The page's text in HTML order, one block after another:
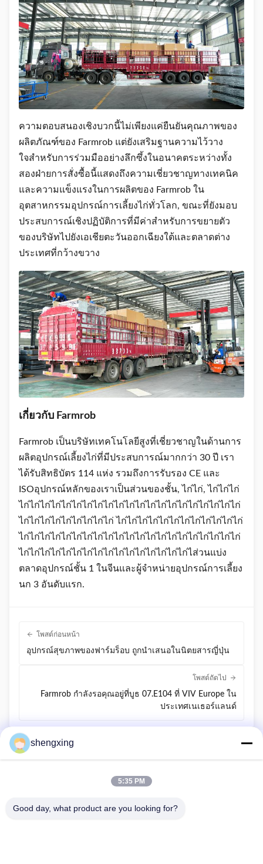
ความตอบสนองเชิงบวกนี้ไม่เพียงแค่ยืนยันคุณภาพของ
ผลิตภัณฑ์ของ Farmrob แต่ยังเสริมฐานความไว้วาง
ใจสําหรับการร่วมมืออย่างลึกซึ้งในอนาคตระหว่างทั้ง
สองฝ่ายการสั่งซื้อนี้แสดงถึงความเชี่ยวชาญทางเทคนิค
และความแข็งแรงในการผลิตของ Farmrob ใน
อุตสาหกรรมอุปกรณ์การเลี้ยงไก่ทั่วโลก, ขณะที่ยังมอบ
ประสบการณ์เชิงปฏิบัติการที่มีค่าสําหรับการขยายตัว
ของบริษัทไปยังเอเชียตะวันออกเฉียงใต้และตลาดต่าง
ประเทศที่กว้างขวาง
เกี่ยวกับ Farmrob
Farmrob เป็นบริษัทเทคโนโลยีสูงที่เชี่ยวชาญในด้านการ
ผลิตอุปกรณ์เลี้ยงไก่ที่มีประสบการณ์มากกว่า 30 ปี เรา
ได้รับสิทธิบัตร 114 แห่ง รวมถึงการรับรอง CE และ
ISOอุปกรณ์หลักของเราเป็นส่วนของชั้น, ไก่ไก่, ไก่ไก่ไก่
ไก่ไก่ไก่ไก่ไก่ไก่ไก่ไก่ไก่ไก่ไก่ไก่ไก่ไก่ไก่ไก่ไก่ไก่ไก่ไก่ไก่
ไก่ไก่ไก่ไก่ไก่ไก่ไก่ไก่ไก่ ไก่ไก่ไก่ไก่ไก่ไก่ไก่ไก่ไก่ไก่ไก่ไก่
ไก่ไก่ไก่ไก่ไก่ไก่ไก่ไก่ไก่ไก่ไก่ไก่ไก่ไก่ไก่ไก่ไก่ไก่ไก่ไก่ไก่
ไก่ไก่ไก่ไก่ไก่ไก่ไก่ไก่ไก่ไก่ไก่ไก่ไก่ไก่ไก่ไก่ไส่วนแบ่ง
ตลาดอุปกรณ์ชั้น 1 ในจีนและผู้จําหน่ายอุปกรณ์การเลี้ยง
นก 3 อันดับแรก.
โพสต์ก่อนหน้า
อุปกรณ์สุขภาพของฟาร์มร็อบ ถูกนําเสนอในนิตยสารญี่ปุ่น
โพสต์ถัดไป
Farmrob กำลังรอคุณอยู่ที่บูธ 07.E104 ที่ VIV Europe ใน
ประเทศเนเธอร์แลนด์
86-028-6118-1606
shengxing
5:35 PM
Good day, what product are you looking for?